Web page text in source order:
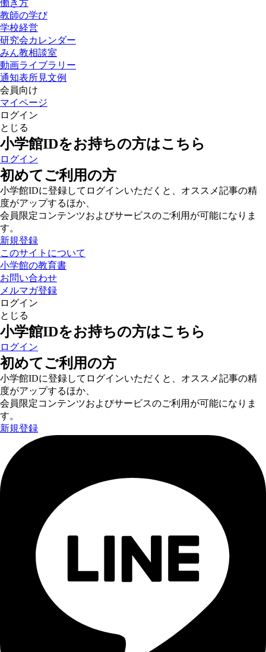
働き方
教師の学び
学校経営
研究会カレンダー
みん教相談室
動画ライブラリー
通知表所見文例
会員向け
マイページ
ログイン
とじる
小学館IDをお持ちの方はこちら
ログイン
初めてご利用の方
小学館IDに登録してログインいただくと、オススメ記事の精
度がアップするほか、
会員限定コンテンツおよびサービスのご利用が可能になりま
す。
新規登録
このサイトについて
小学館の教育書
お問い合わせ
メルマガ登録
ログイン
とじる
小学館IDをお持ちの方はこちら
ログイン
初めてご利用の方
小学館IDに登録してログインいただくと、オススメ記事の精
度がアップするほか、
会員限定コンテンツおよびサービスのご利用が可能になりま
す。
新規登録